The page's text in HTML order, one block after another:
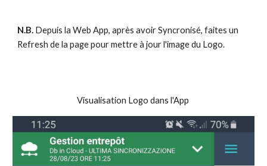
N.B. Depuis la Web App, après avoir Syncronisé, faites un
Refresh de la page pour mettre à jour l'image du Logo.
Visualisation Logo dans l'App